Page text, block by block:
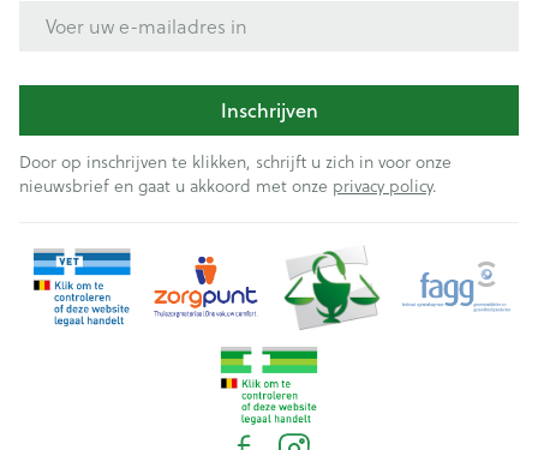
Inschrijven
Door op inschrijven te klikken, schrijft u zich in voor onze
nieuwsbrief en gaat u akkoord met onze privacy policy.